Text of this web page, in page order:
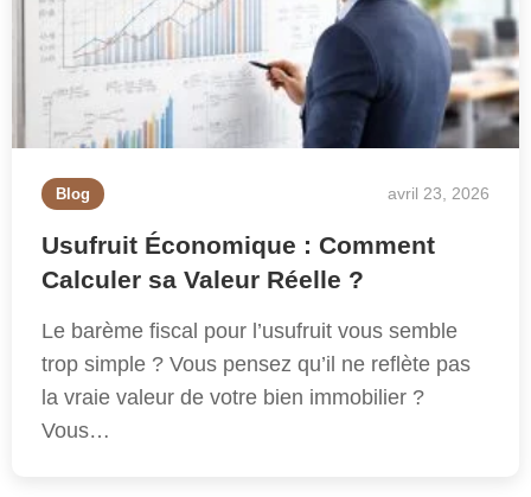
Blog avril 23, 2026
Usufruit Économique : Comment
Calculer sa Valeur Réelle ?
Le barème fiscal pour l’usufruit vous semble
trop simple ? Vous pensez qu’il ne reflète pas
la vraie valeur de votre bien immobilier ?
Vous…